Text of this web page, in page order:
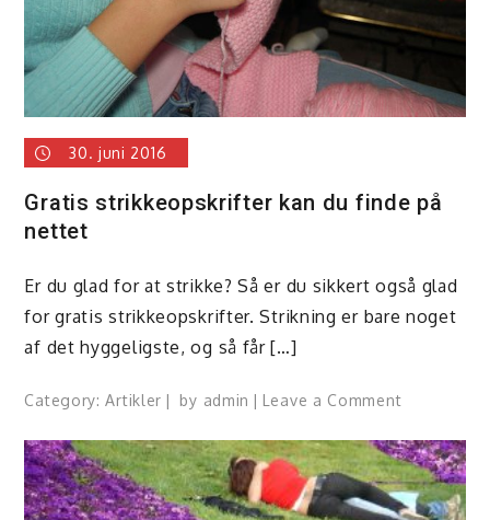
30. juni 2016
Gratis strikkeopskrifter kan du finde på
nettet
Er du glad for at strikke? Så er du sikkert også glad
for gratis strikkeopskrifter. Strikning er bare noget
af det hyggeligste, og så får […]
Category:Artikler by admin Leave a Commenton
kan
du